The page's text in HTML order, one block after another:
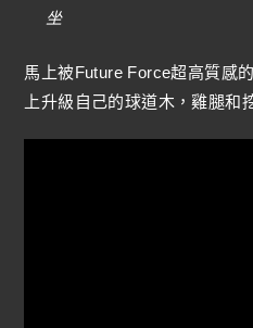
坐
馬上被Future Force超高質感
上升級自己的球道木，雞腿和